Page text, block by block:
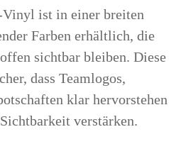
ist in einer breiten
Farben erhältlich, die
sichtbar bleiben. Diese
dass Teamlogos,
klar hervorstehen
verstärken.